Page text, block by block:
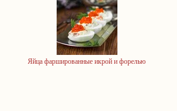
Яйца фаршированные икрой и форелью